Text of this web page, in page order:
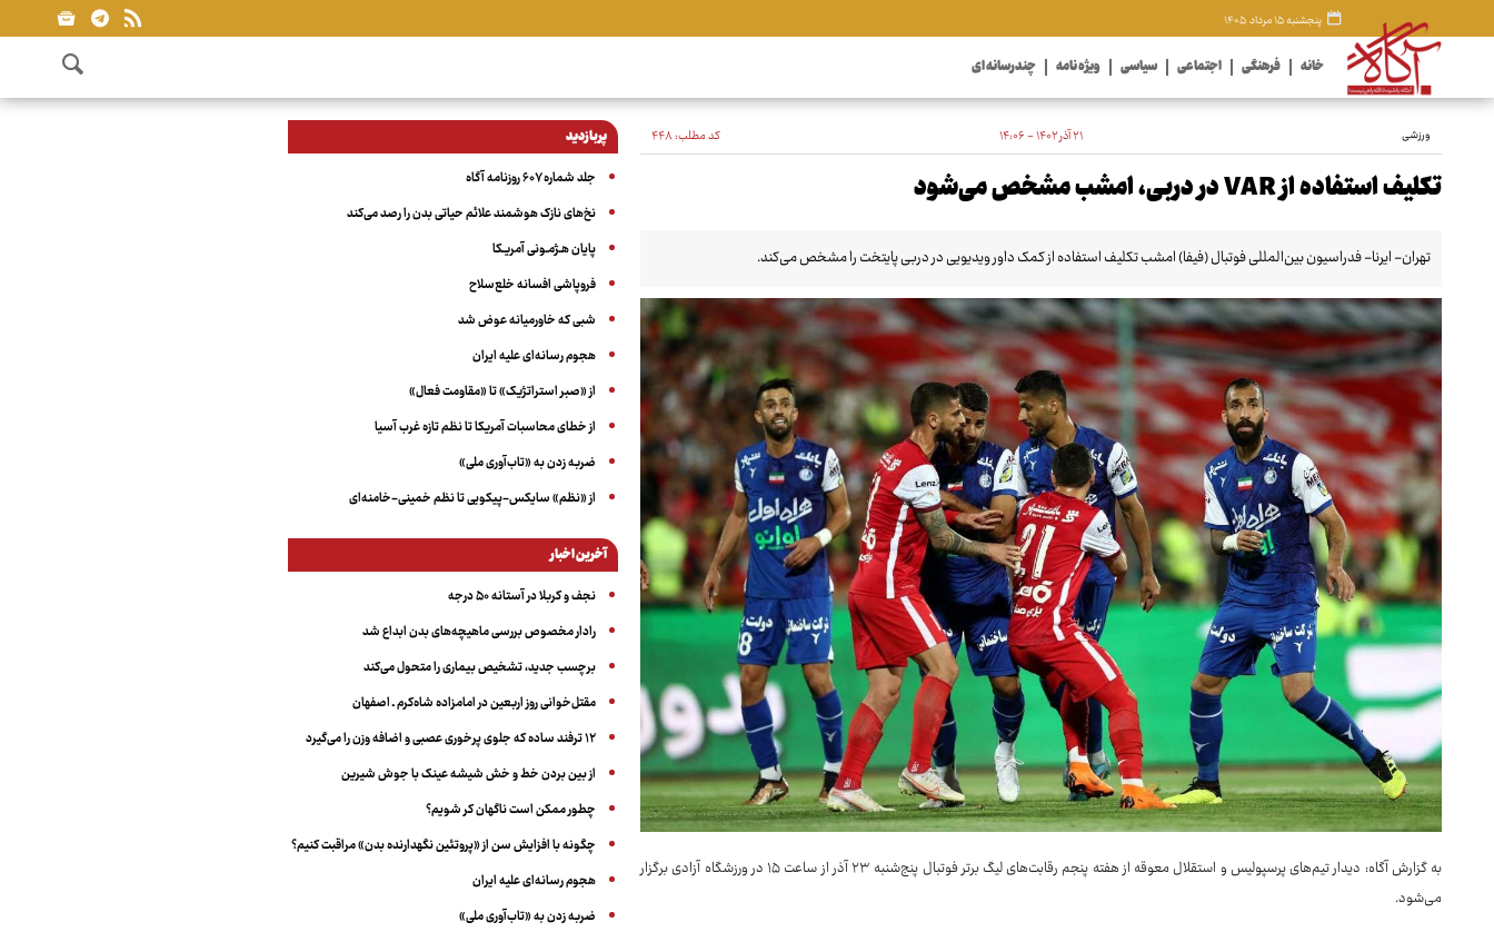
پنجشنبه ۱۵ مرداد ۱۴۰۵
خانه فرهنگی اجتماعی سیاسی ویژه نامه چندرسانه ای
ورزشی ۲۱ آذر ۱۴۰۲ - ۱۴:۰۶ کد مطلب:۴۴۸
تکلیف استفاده از VAR در دربی، امشب مشخص می‌شود
تهران- ایرنا- فدراسیون بین‌المللی فوتبال (فیفا) امشب تکلیف استفاده از کمک داور ویدیویی در دربی پایتخت را مشخص می‌کند.
به گزارش آگاه: دیدار تیم‌های پرسپولیس و استقلال معوقه از هفته پنجم رقابت‌های لیگ برتر فوتبال پنج‌شنبه ۲۳ آذر از ساعت ۱۵ در ورزشگاه آزادی برگزار
می‌شود.
پربازدید
جلد شماره ۶۰۷ روزنامه آگاه
نخ‌های نازک هوشمند علائم حیاتی بدن را رصد می‌کند
پایان هـژمـونی آمریـکا
فروپاشی افسانه خلع‌سلاح
شبی که خاورمیانه عوض شد
هجوم رسانه‌ای علیه ایران
از «صبر استراتژیک» تا «مقاومت فعال»
از خطای محاسبات آمریکا تا نظم تازه غرب آسیا
ضربه زدن به «تاب‌آوری ملی»
از «نظم» سایکس-پیکویی تا نظم خمینی-خامنه‌ای
آخرین اخبار
نجف و کربلا در آستانه ۵۰ درجه
رادار مخصوص بررسی ماهیچه‌های بدن ابداع شد
برچسب جدید، تشخیص بیماری را متحول می‌کند
مقتل‌خوانی روز اربعین در امامزاده شاه‌کرم ـ اصفهان
۱۲ ترفند ساده که جلوی پرخوری عصبی و اضافه ‌وزن را می‌گیرد
از بین بردن خط و خش شیشه عینک با جوش شیرین
چطور ممکن است ناگهان کر شویم؟
چگونه با افزایش سن از «پروتئین نگهدارنده بدن» مراقبت کنیم؟
هجوم رسانه‌ای علیه ایران
ضربه زدن به «تاب‌آوری ملی»